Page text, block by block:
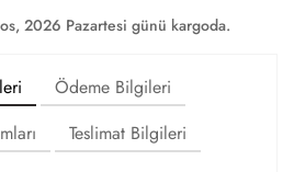
2026 Pazartesi günü kargoda.
Ödeme Bilgileri
Teslimat Bilgileri